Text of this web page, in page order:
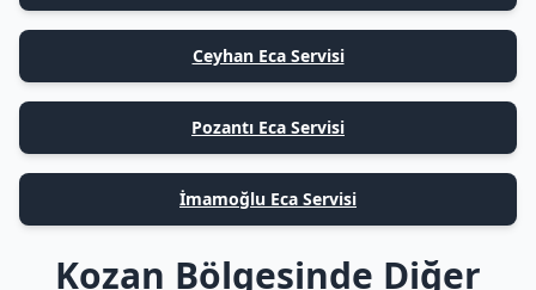
Ceyhan Eca Servisi
Pozantı Eca Servisi
İmamoğlu Eca Servisi
Kozan Bölgesinde Diğer